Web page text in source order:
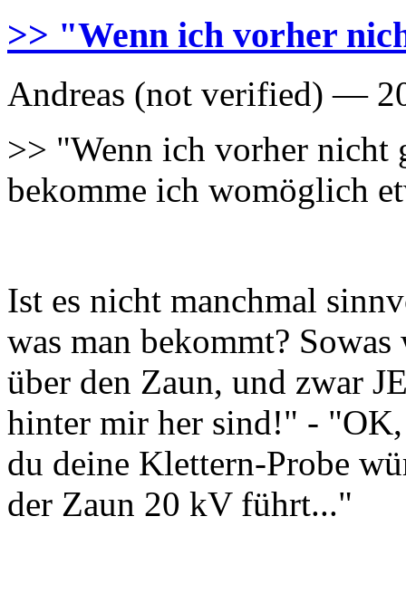
>> "Wenn ich vorher
Andreas (not verified) —
>> "Wenn ich vorher nicht
bekomme ich womöglich
Ist es nicht manchmal
was man bekommt?
über den Zaun, und zwar
hinter mir her sind!" - "OK,
du deine Klettern-Probe
der Zaun 20 kV führt..."